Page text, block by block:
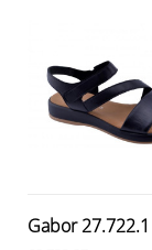
Gabor 27.722.1